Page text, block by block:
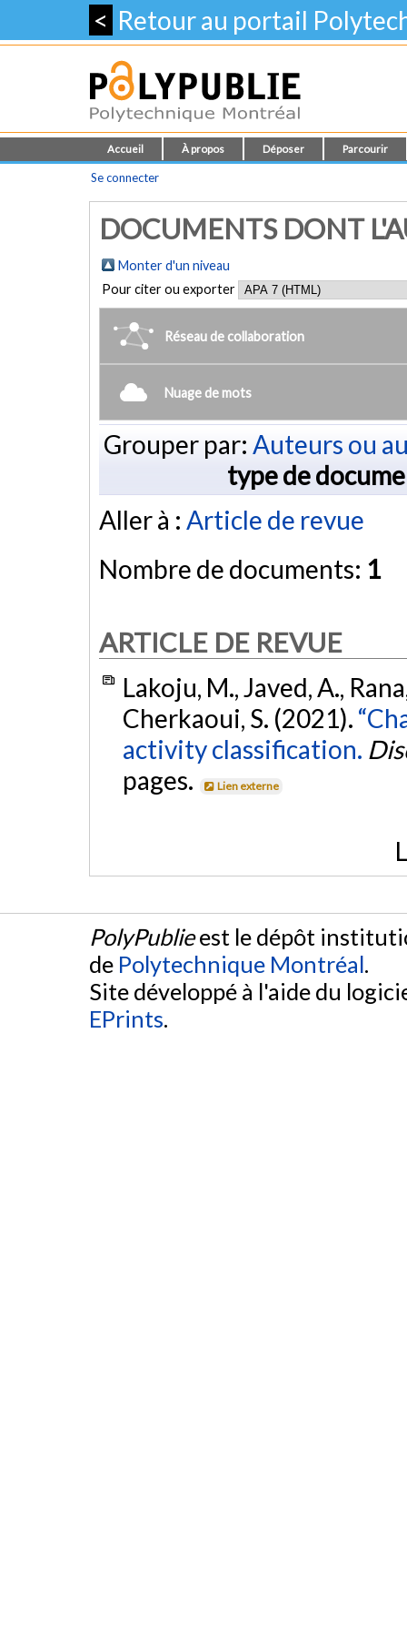
< Retour au portail
Accueil À propos Déposer Parcourir
Se connecter
DOCUMENTS DONT
Monter d'un niveau
Pour citer ou exporter
Réseau de collaboration
Nuage de mots
Grouper par: Auteurs ou
type de
Aller à : Article de revue
Nombre de documents: 1
ARTICLE DE REVUE
Lakoju, M., Javed, A.,
Cherkaoui, S. (2021).
activity classification.
pages.
Lien externe
PolyPublieest le dépôt
de Polytechnique Montréal.
Site développé à l'aide du
EPrints.